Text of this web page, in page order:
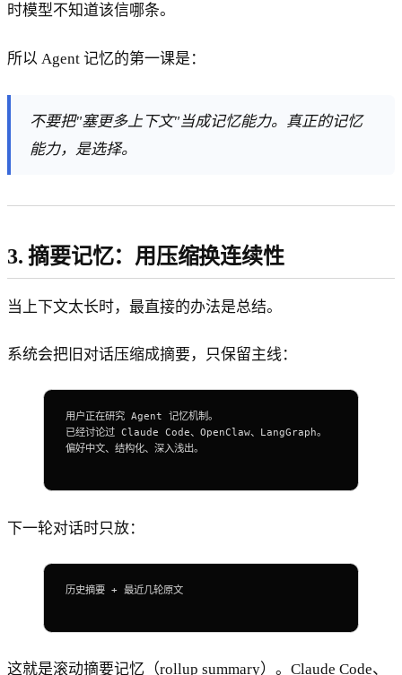
时模型不知道该信哪条。
所以 Agent 记忆的第一课是：
不要把"塞更多上下文"当成记忆能力。真正的记忆
能力，是选择。
3. 摘要记忆：用压缩换连续性
当上下文太长时，最直接的办法是总结。
系统会把旧对话压缩成摘要，只保留主线：
用户正在研究 Agent 记忆机制。
已经讨论过 Claude Code、OpenClaw、LangGraph。
偏好中文、结构化、深入浅出。
下一轮对话时只放：
历史摘要 + 最近几轮原文
这就是滚动摘要记忆（rollup summary）。Claude Code、